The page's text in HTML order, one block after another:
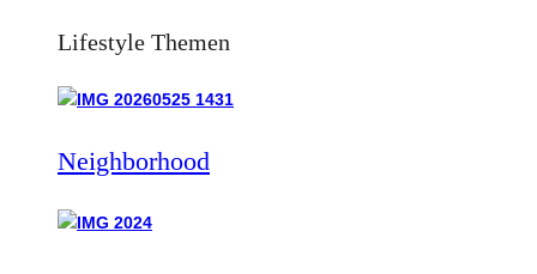
Lifestyle Themen
Neighborhood